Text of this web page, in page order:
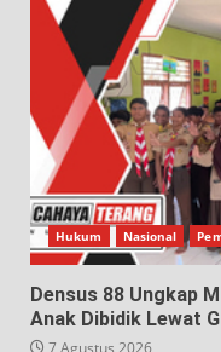
Hukum Nasional
Densus 88 Ungkap
Anak Dibidik Lewat
7 Agustus 2026